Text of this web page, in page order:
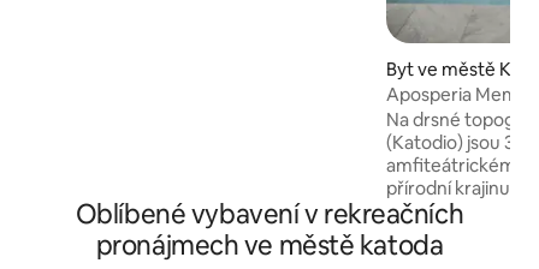
Byt ve městě
Aposperia
Na drsné
(Katodio) jsou 3
amfiteátrickém
přírodní krajinu a
panoramatický
tradičnímu
umožňují vily
Oblíbené vybavení v rekreačních
pronájmech ve městě katoda